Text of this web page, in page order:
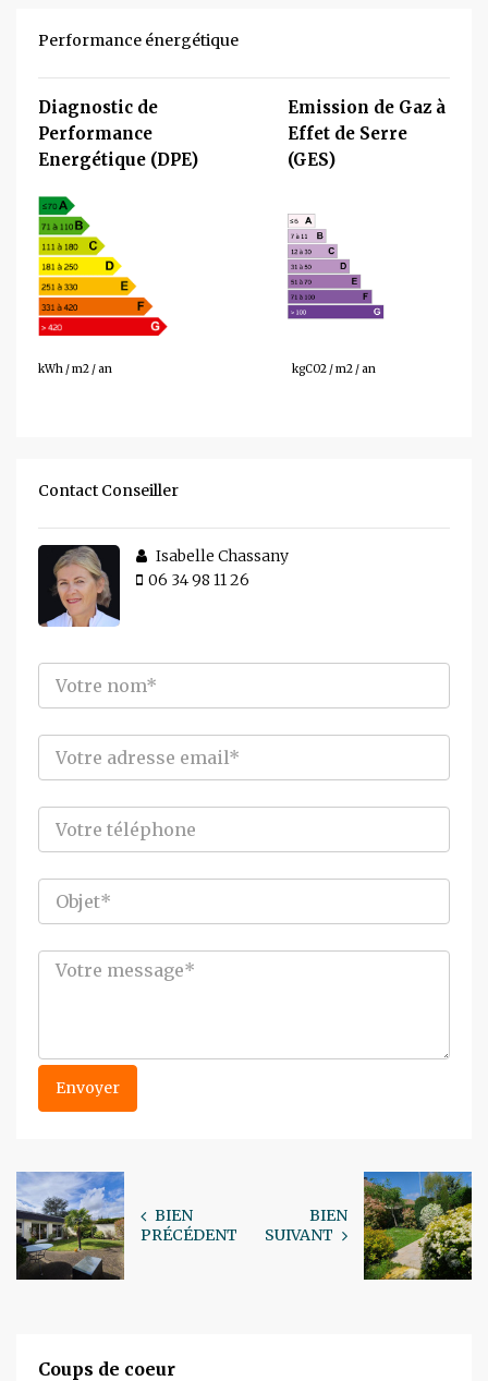
Performance énergétique
Diagnostic de
Performance
Energétique (DPE)
Emission de Gaz à
Effet de Serre
(GES)
kWh / m2 / an kgCO2 / m2 / an
Contact Conseiller
Isabelle Chassany
06 34 98 11 26
BIEN
PRÉCÉDENT
BIEN
SUIVANT
Coups de coeur